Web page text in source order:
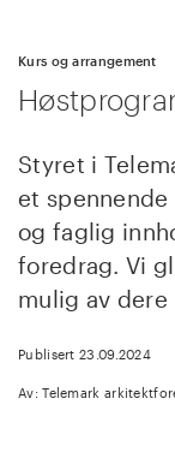
Kurs og arrangement
Styret i
et
og faglig
foredrag. Vi
mulig av dere
Publisert 23.09.2024
Av: Telemark